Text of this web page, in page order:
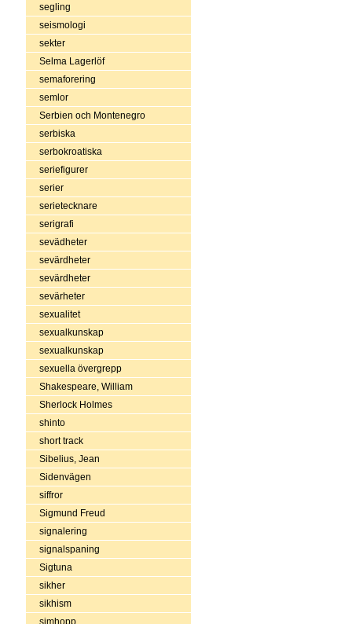
segling
seismologi
sekter
Selma Lagerlöf
semaforering
semlor
Serbien och Montenegro
serbiska
serbokroatiska
seriefigurer
serier
serietecknare
serigrafi
sevädheter
sevärdheter
sevärdheter
sevärheter
sexualitet
sexualkunskap
sexualkunskap
sexuella övergrepp
Shakespeare, William
Sherlock Holmes
shinto
short track
Sibelius, Jean
Sidenvägen
siffror
Sigmund Freud
signalering
signalspaning
Sigtuna
sikher
sikhism
simhopp